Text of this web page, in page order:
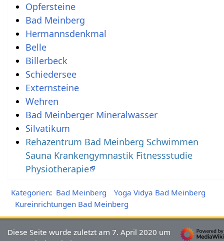
Opfersteine
Bad Meinberg
Hermannsdenkmal
Belle
Billerbeck
Schiedersee
Externsteine
Wehren
Bad Meinberger Mineralwasser
Silvatikum
Rehazentrum Bad Meinberg Schwimmen
Sauna Krankengymnastik Fitnessstudie
Physiotherapie
Kategorien: Bad Meinberg
Yoga Vidya Bad Meinberg
Kureinrichtungen Bad Meinberg
Diese Seite wurde zuletzt am 7. April 2020 um